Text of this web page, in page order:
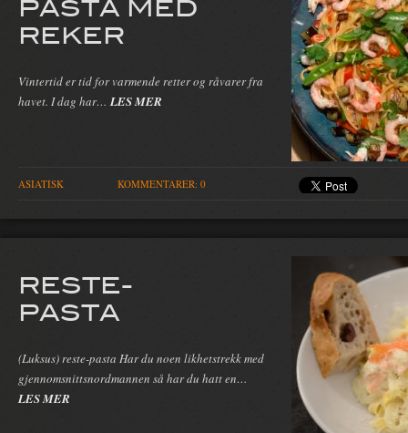
REKER
Vintertid er tid for varmende retter og råvarer fra
havet. I dag har… LES MER
ASIATISK KOMMENTARER: 0
RESTE-
PASTA
(Luksus) reste-pasta Har du noen likhetstrekk med
gjennomsnittsnordmannen så har du hatt en…
LES MER